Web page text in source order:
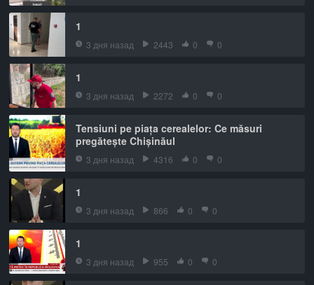
1
3 дня назад 2443 0 0
1
3 дня назад 2272 0 0
Tensiuni pe piața cerealelor: Ce măsuri
pregătește Chișinăul
3 дня назад 4316 0 0
1
3 дня назад 866 0 0
1
3 дня назад 955 0 0